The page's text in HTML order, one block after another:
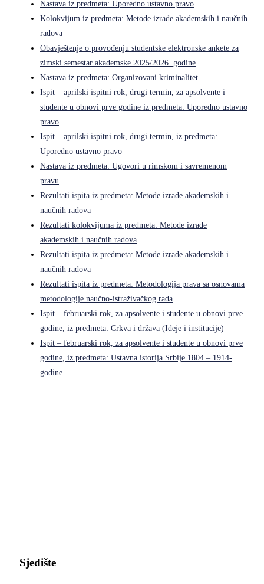
Nastava iz predmeta: Uporedno ustavno pravo
Kolokvijum iz predmeta: Metode izrade akademskih i naučnih
radova
Obavještenje o provođenju studentske elektronske ankete za
zimski semestar akademske 2025/2026. godine
Nastava iz predmeta: Organizovani kriminalitet
Ispit – aprilski ispitni rok, drugi termin, za apsolvente i
studente u obnovi prve godine iz predmeta: Uporedno ustavno
pravo
Ispit – aprilski ispitni rok, drugi termin, iz predmeta:
Uporedno ustavno pravo
Nastava iz predmeta: Ugovori u rimskom i savremenom
pravu
Rezultati ispita iz predmeta: Metode izrade akademskih i
naučnih radova
Rezultati kolokvijuma iz predmeta: Metode izrade
akademskih i naučnih radova
Rezultati ispita iz predmeta: Metode izrade akademskih i
naučnih radova
Rezultati ispita iz predmeta: Metodologija prava sa osnovama
metodologije naučno-istraživačkog rada
Ispit – februarski rok, za apsolvente i studente u obnovi prve
godine, iz predmeta: Crkva i država (Ideje i institucije)
Ispit – februarski rok, za apsolvente i studente u obnovi prve
godine, iz predmeta: Ustavna istorija Srbije 1804 – 1914-
godine
Sjedište